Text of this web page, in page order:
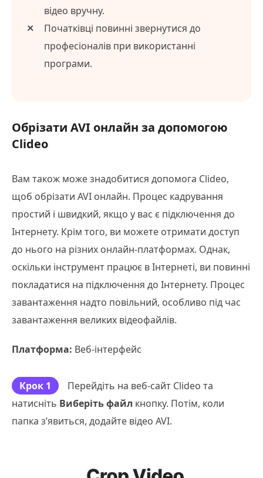
відео вручну.
Початківці повинні звернутися до
професіоналів при використанні
програми.
Обрізати AVI онлайн за допомогою
Clideo
Вам також може знадобитися допомога Clideo,
щоб обрізати AVI онлайн. Процес кадрування
простий і швидкий, якщо у вас є підключення до
Інтернету. Крім того, ви можете отримати доступ
до нього на різних онлайн-платформах. Однак,
оскільки інструмент працює в Інтернеті, ви повинні
покладатися на підключення до Інтернету. Процес
завантаження надто повільний, особливо під час
завантаження великих відеофайлів.
Платформа: Веб-інтерфейс
Крок 1
Перейдіть на веб-сайт Clideo та
натисніть Виберіть файл кнопку. Потім, коли
папка з’явиться, додайте відео AVI.